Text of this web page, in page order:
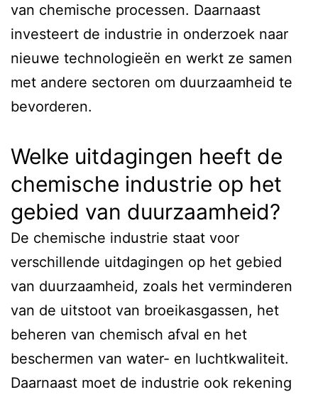
van chemische processen. Daarnaast
investeert de industrie in onderzoek naar
nieuwe technologieën en werkt ze samen
met andere sectoren om duurzaamheid te
bevorderen.
Welke uitdagingen heeft de
chemische industrie op het
gebied van duurzaamheid?
De chemische industrie staat voor
verschillende uitdagingen op het gebied
van duurzaamheid, zoals het verminderen
van de uitstoot van broeikasgassen, het
beheren van chemisch afval en het
beschermen van water- en luchtkwaliteit.
Daarnaast moet de industrie ook rekening